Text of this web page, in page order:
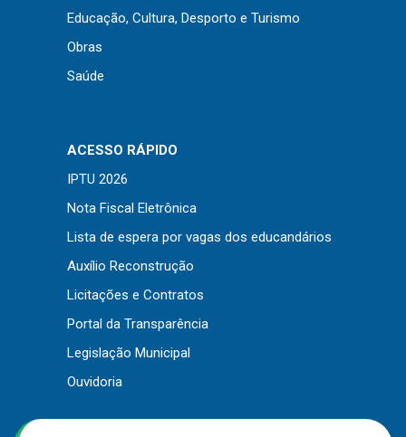
Leis, Decretos e Portarias
Portal da Transparência
Outros
Downloads
Notícias
Contato
Educação, Cultura, Desporto e Turismo
Obras
Saúde
ACESSO RÁPIDO
IPTU 2026
Nota Fiscal Eletrônica
Lista de espera por vagas dos educandários
Auxílio Reconstrução
Licitações e Contratos
Portal da Transparência
Legislação Municipal
Ouvidoria